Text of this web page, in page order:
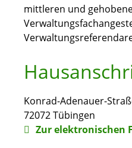
mittleren und
Konrad-Adenauer-
72072Tübingen
Zur elektronischen